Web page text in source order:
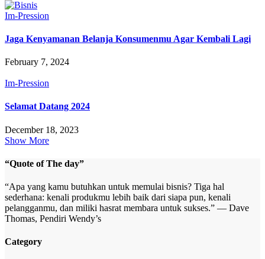
Im-Pression
Jaga Kenyamanan Belanja Konsumenmu Agar Kembali Lagi
February 7, 2024
Im-Pression
Selamat Datang 2024
December 18, 2023
Show More
“Quote of The day”
“Apa yang kamu butuhkan untuk memulai bisnis? Tiga hal
sederhana: kenali produkmu lebih baik dari siapa pun, kenali
pelangganmu, dan miliki hasrat membara untuk sukses.” — Dave
Thomas, Pendiri Wendy’s
Category